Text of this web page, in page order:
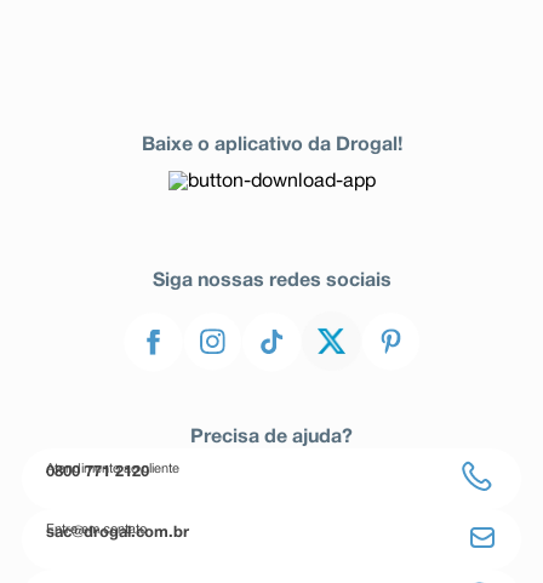
Baixe o aplicativo da Drogal!
Siga nossas redes sociais
Precisa de ajuda?
Atendimento ao cliente
0800 771 2120
Entre em contato
sac@drogal.com.br